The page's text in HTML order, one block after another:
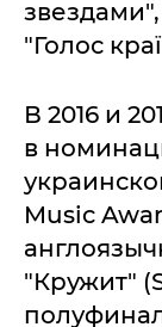
"Голос
В 2016 и
в
Music
"Кружит"